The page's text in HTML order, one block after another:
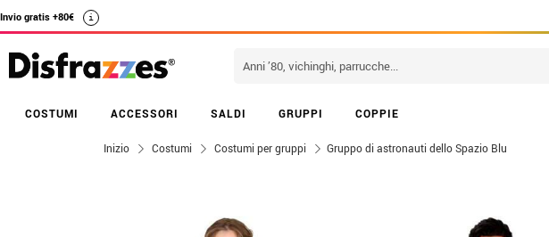
Invio gratis +80€ i
COSTUMI ACCESSORI SALDI GRUPPI COPPIE
Inizio Costumi Costumi per gruppi Gruppo di astronauti dello Spazio Blu